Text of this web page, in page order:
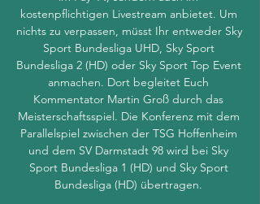
kostenpflichtigen Livestream anbietet. Um
nichts zu verpassen, müsst Ihr entweder Sky
Sport Bundesliga UHD, Sky Sport
Bundesliga 2 (HD) oder Sky Sport Top Event
anmachen. Dort begleitet Euch
Kommentator Martin Groß durch das
Meisterschaftsspiel. Die Konferenz mit dem
Parallelspiel zwischen der TSG Hoffenheim
und dem SV Darmstadt 98 wird bei Sky
Sport Bundesliga 1 (HD) und Sky Sport
Bundesliga (HD) übertragen.